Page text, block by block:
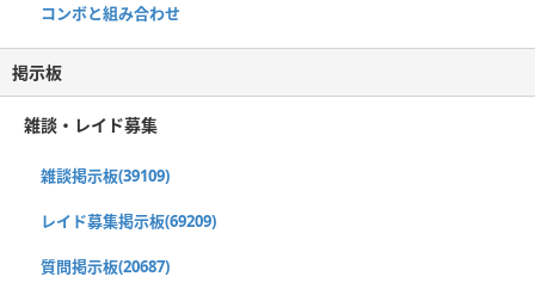
コンボと組み合わせ
掲示板
雑談・レイド募集
雑談掲示板(39109)
レイド募集掲示板(69209)
質問掲示板(20687)